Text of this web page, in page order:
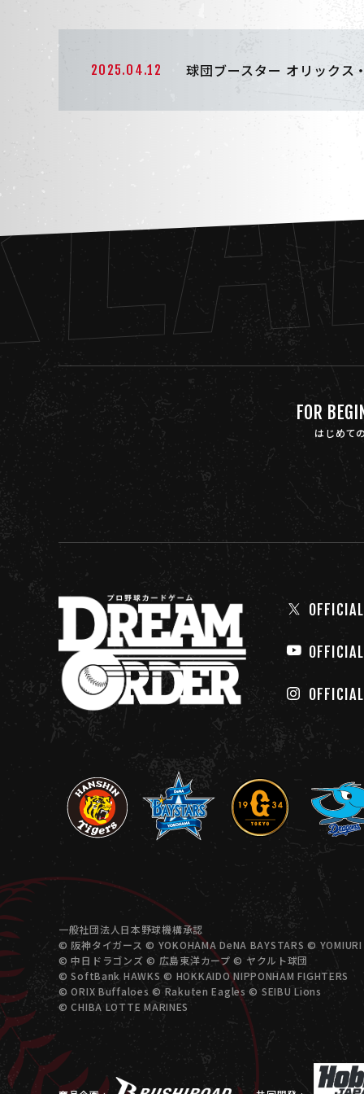
2025.04.12 球団ブースター オリックス
FOR
はじめて
一般社団法人日本野球機構承認
© 阪神タイガース © YOKOHAMA DeNA BAYSTARS ©
© 中日ドラゴンズ © 広島東洋カープ © ヤクルト球団
© SoftBank HAWKS © HOKKAIDO NIPPONHAM FIGHTERS
© ORIX Buffaloes © Rakuten Eagles © SEIBU Lions
© CHIBA LOTTE MARINES